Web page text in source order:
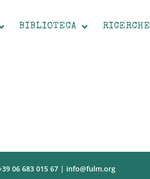
BIBLIOTECA RICERCHE
06 683 015 67 | info@fulm.org